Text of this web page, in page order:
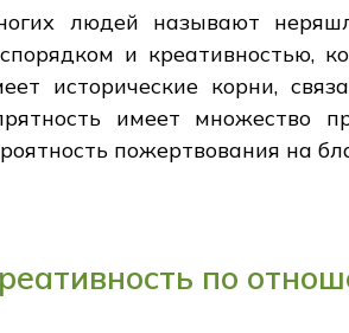
людей называют
и креативностью,
исторические корни,
имеет множество
пожертвования на
по